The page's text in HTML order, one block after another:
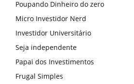
Poupando Dinheiro do zero
Micro Investidor Nerd
Investidor Universitário
Seja independente
Papai dos Investimentos
Frugal Simples